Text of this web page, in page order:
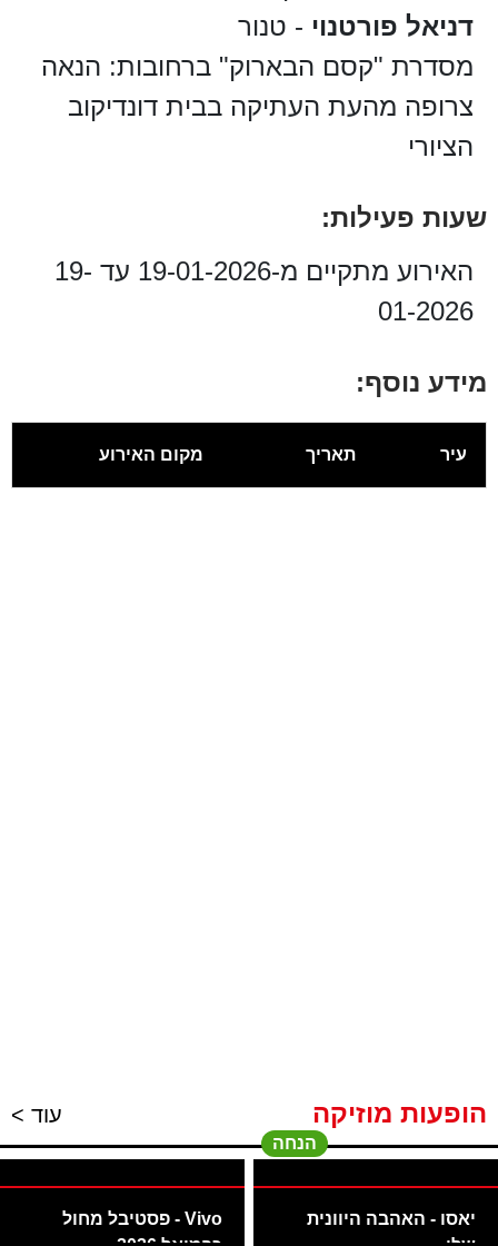
דניאל פורטנוי - טנור
מסדרת "קסם הבארוק" ברחובות: הנאה
צרופה מהעת העתיקה בבית דונדיקוב
הציורי
שעות פעילות:
האירוע מתקיים מ-19-01-2026 עד 19-
01-2026
מידע נוסף:
עיר תאריך מקום האירוע
הופעות מוזיקה עוד >
הנחה
יאסו - האהבה היוונית
Vivo - פסטיבל מחול